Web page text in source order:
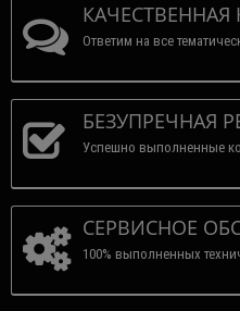
Ответим на все
БЕЗУПРЕЧНАЯ
Успешно выполненные
СЕРВИСНОЕ
100% выполненных